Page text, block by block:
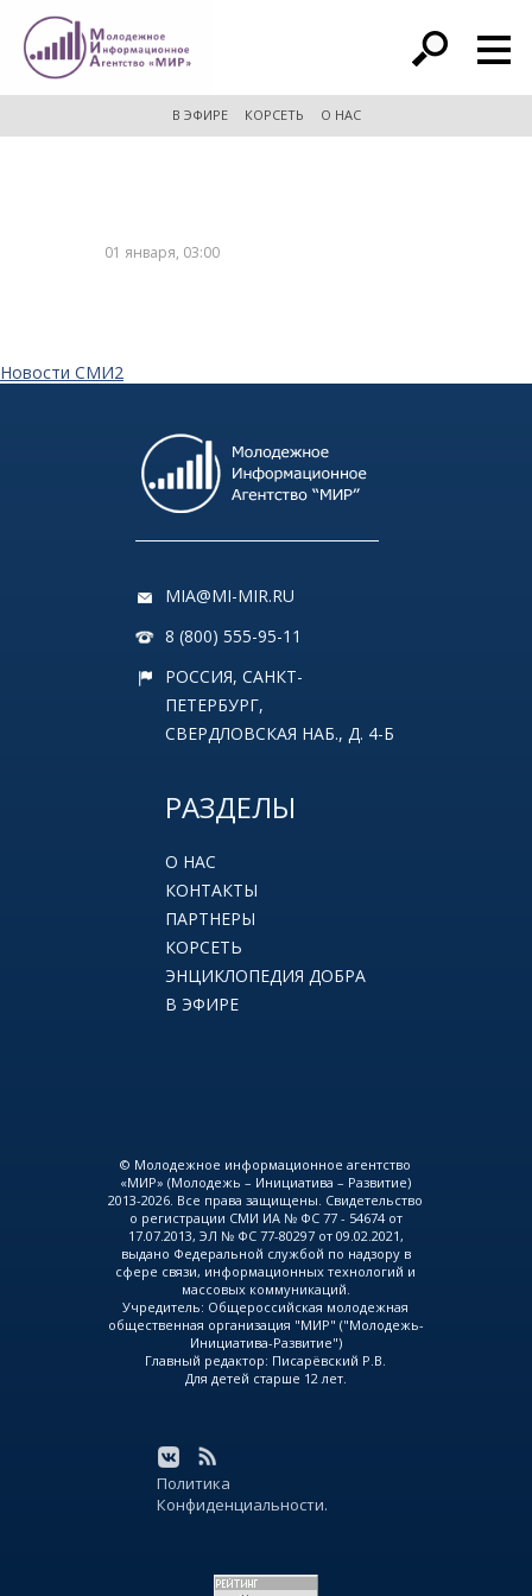
расширенный поиск
В ЭФИРЕ КОРСЕТЬ О НАС
01 января, 03:00
Новости СМИ2
MIA@MI-MIR.RU
8 (800) 555-95-11
РОССИЯ, САНКТ-
ПЕТЕРБУРГ,
СВЕРДЛОВСКАЯ НАБ., Д. 4-Б
РАЗДЕЛЫ
О НАС
КОНТАКТЫ
ПАРТНЕРЫ
КОРСЕТЬ
ЭНЦИКЛОПЕДИЯ ДОБРА
В ЭФИРЕ
© Молодежное информационное агентство
«МИР» (Молодежь – Инициатива – Развитие)
2013-2026. Все права защищены. Свидетельство
о регистрации СМИ ИА № ФС 77 - 54674 от
17.07.2013, ЭЛ № ФС 77-80297 от 09.02.2021,
выдано Федеральной службой по надзору в
сфере связи, информационных технологий и
массовых коммуникаций.
Учредитель: Общероссийская молодежная
общественная организация "МИР" ("Молодежь-
Инициатива-Развитие")
Главный редактор: Писарёвский Р.В.
Для детей старше 12 лет.
Политика
Конфиденциальности.